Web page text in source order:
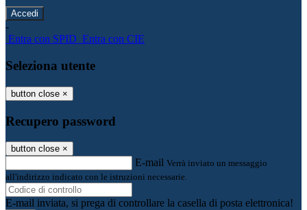
-
Entra con SPID Entra con CIE
Seleziona utente
button close ×
Recupero password
button close ×
E-mail Verrà inviato un messaggio
all'indirizzo indicato con le istruzioni necessarie.
E-mail inviata, si prega di controllare la casella di posta elettronica!